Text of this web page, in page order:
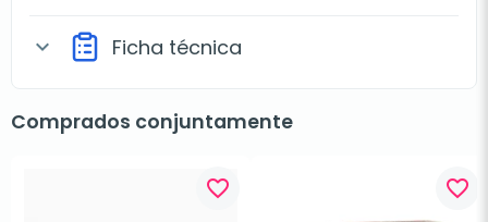
expand_more Ficha técnica
Comprados conjuntamente
favorite_border favorite_border